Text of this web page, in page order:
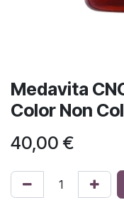
Medavita
Color Non
40,00 €